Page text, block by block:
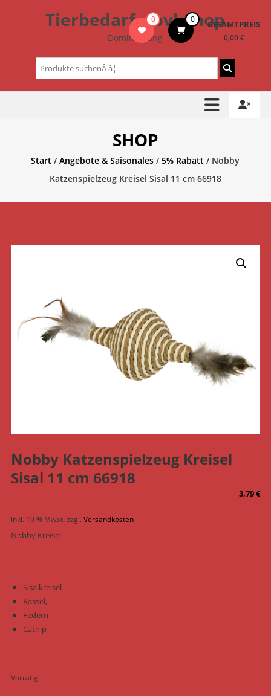
Tierbedarf – bvl-Shop
Dominik Lang
0 0 GESAMTPREIS
0,00 €
Suchen
nach:
SHOP
Start /Angebote & Saisonales /5% Rabatt / Nobby
Katzenspielzeug Kreisel Sisal 11 cm 66918
Nobby Katzenspielzeug Kreisel
Sisal 11 cm 66918
3,79€
inkl. 19 % MwSt.zzgl.Versandkosten
Nobby Kreisel
Sisalkreisel
Rassel,
Federn
Catnip
Vorrätig